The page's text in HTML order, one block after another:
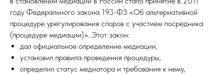
году Федерального закона 193-ФЗ «Об альтернативной
процедуре урегулирования споров с участием посредника
(процедуре медиации)». Этот закон:
дал официальное определение медиации,
установил правила проведения процедуры,
определил статус медиатора и требования к нему,